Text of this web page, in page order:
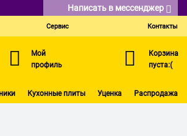
Написать в мессенджер
Сервис Контакты
Мой
профиль
Корзина
пуста:(
Кухонные плиты Уценка Распродажа